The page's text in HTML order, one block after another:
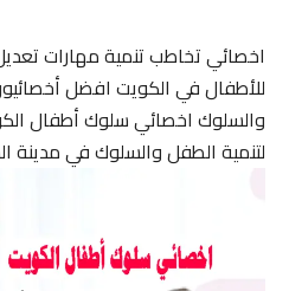
اخصائي تخاطب تنمية مهارات
للأطفال في الكويت افضل
والسلوك اخصائي سلوك أطفال
لتنمية الطفل والسلوك في مدينة